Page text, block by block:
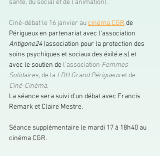
santé, du social et de l'animation).
Ciné-débat le 16 janvier au cinéma CGR de
Périgueux en partenariat avec l'association
Antigone24 (association pour la protection des
soins psychiques et sociaux des éxilé.e.s) et
avec le soutien de l'association Femmes
Solidaires, de la LDH Grand Périgueux et de
Ciné-Cinéma.
La séance sera suivi d'un débat avec Francis
Remark et Claire Mestre.
Séance supplémentaire le mardi 17 à 18h40 au
cinéma CGR.